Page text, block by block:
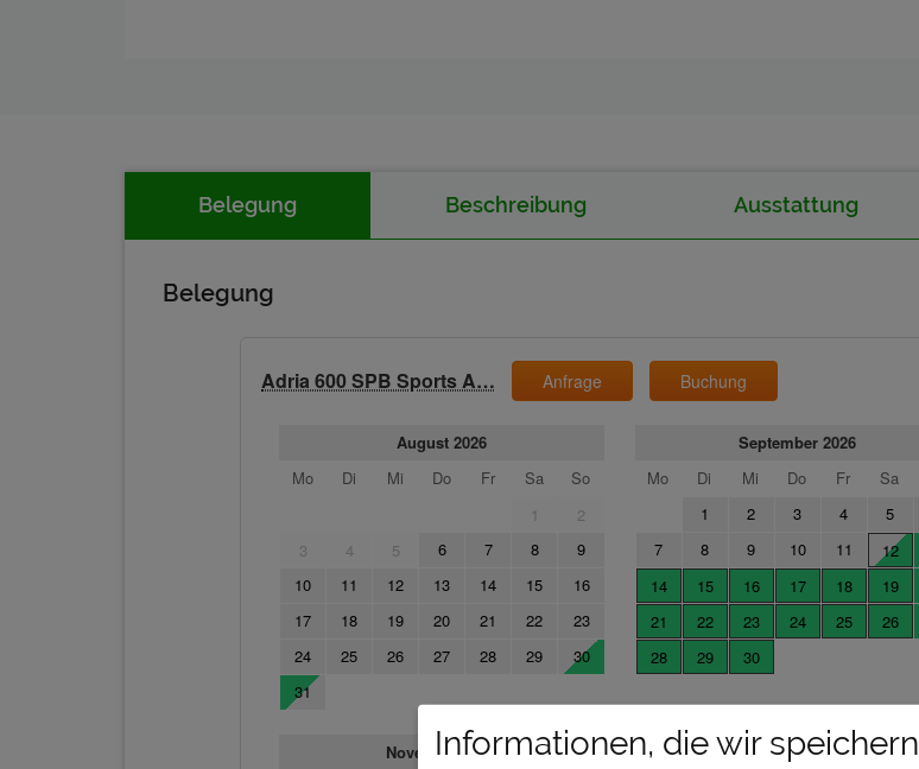
Belegung Beschreibung Ausstattung
Belegung
Informationen, die wir speichern